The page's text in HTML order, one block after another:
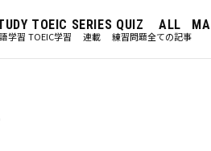
学習
TOEIC
TOEIC学習
SERIES
連載
QUIZ
練習問題
ALL
全ての記事